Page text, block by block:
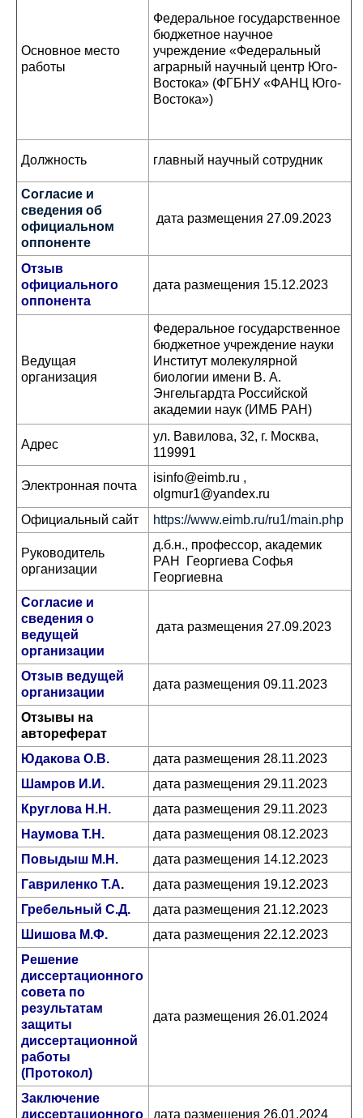
Основное место
работы
Федеральное государственное
бюджетное научное
учреждение «Федеральный
аграрный научный центр Юго-
Востока» (ФГБНУ «ФАНЦ Юго-
Востока»)
Должность главный научный сотрудник
Согласие и
сведения об
официальном
оппоненте
дата размещения 27.09.2023
Отзыв
официального
оппонента
дата размещения 15.12.2023
Ведущая
организация
Федеральное государственное
бюджетное учреждение науки
Институт молекулярной
биологии имени В. А.
Энгельгардта Российской
академии наук (ИМБ РАН)
Адрес
ул. Вавилова, 32, г. Москва,
119991
Электронная почта
isinfo@eimb.ru ,
olgmur1@yandex.ru
Официальный сайт
https://www.eimb.ru/ru1/main.php
Руководитель
организации
д.б.н., профессор, академик
РАН Георгиева Софья
Георгиевна
Согласие и
сведения о
ведущей
организации
дата размещения 27.09.2023
Отзыв ведущей
организации
дата размещения 09.11.2023
Отзывы на
автореферат
Юдакова О.В.
дата размещения 28.11.2023
Шамров И.И.
дата размещения 29.11.2023
Круглова Н.Н.
дата размещения 29.11.2023
Наумова Т.Н.
дата размещения 08.12.2023
Повыдыш М.Н.
дата размещения 14.12.2023
Гавриленко Т.А.
дата размещения 19.12.2023
Гребельный С.Д.
дата размещения 21.12.2023
Шишова М.Ф.
дата размещения 22.12.2023
Решение
диссертационного
совета по
результатам
защиты
диссертационной
работы
(Протокол)
дата размещения 26.01.2024
Заключение
диссертационного
дата размещения 26.01.2024